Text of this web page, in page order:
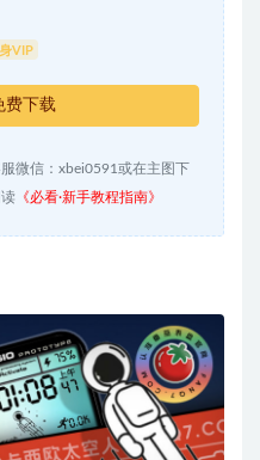
VIP
费下载
微信：xbei0591或在主图下
《必看·新手教程指南》